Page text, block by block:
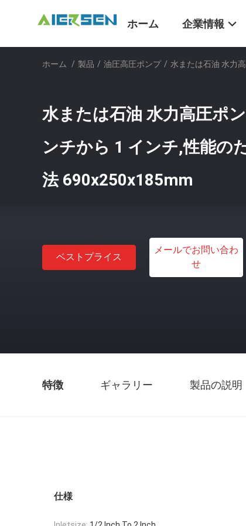
ホーム 企業情報
ホーム / 製品 / 油圧高圧ポンプ / 水または石油 水力
水または石油 水力高圧ポ
ンチから 1 インチ,性能の
法 690x250x185mm
ベストプライス
メールでお問い合わ
せ
特徴 ギャラリー 製品の説明
仕様